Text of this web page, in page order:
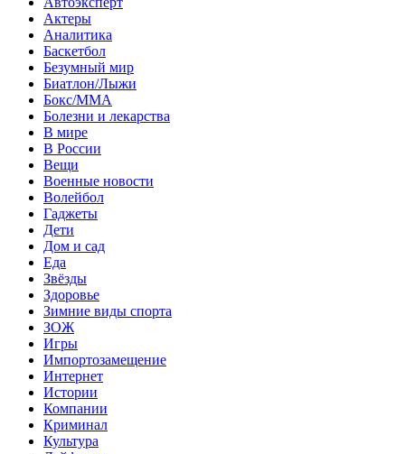
Актеры
Аналитика
Баскетбол
Безумный мир
Биатлон/Лыжи
Бокс/MMA
Болезни и лекарства
В мире
В России
Вещи
Военные новости
Волейбол
Гаджеты
Дети
Дом и сад
Еда
Звёзды
Здоровье
Зимние виды спорта
ЗОЖ
Игры
Импортозамещение
Интернет
Истории
Компании
Криминал
Культура